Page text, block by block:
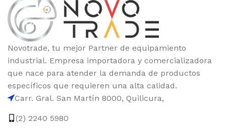
Novotrade, tu mejor Partner de equipamiento
industrial. Empresa importadora y comercializadora
que nace para atender la demanda de productos
específicos que requieren una alta calidad.
Carr. Gral. San Martín 8000, Quilicura,
(2) 2240 5980